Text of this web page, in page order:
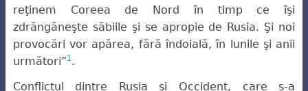
reţinem Coreea de Nord în timp ce îşi
zdrăngăneşte săbiile şi se apropie de Rusia. Şi noi
provocări vor apărea, fără îndoială, în lunile şi anii
următori”1.
Conflictul dintre Rusia şi Occident, care s-a